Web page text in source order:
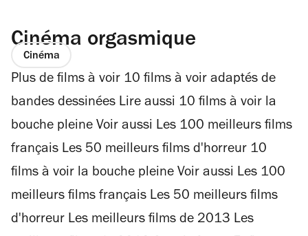
Cinéma orgasmique
Cinéma
Plus de films à voir 10 films à voir adaptés de
bandes dessinées Lire aussi 10 films à voir la
bouche pleine Voir aussi Les 100 meilleurs films
français Les 50 meilleurs films d'horreur 10
films à voir la bouche pleine Voir aussi Les 100
meilleurs films français Les 50 meilleurs films
d'horreur Les meilleurs films de 2013 Les